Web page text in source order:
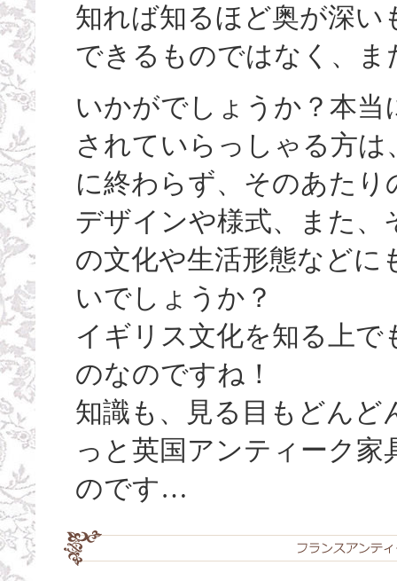
知れば知るほど奥が深い
できるものではなく、
いかがでしょうか？本
されていらっしゃる方
に終わらず、そのあた
デザインや様式、また
の文化や生活形態など
いでしょうか？
イギリス文化を知る上
のなのですね！
知識も、見る目もどんど
っと英国アンティーク
のです…